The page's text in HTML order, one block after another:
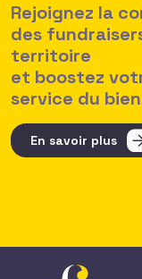
Rejoignez la
des
territoire
et boostez
service du
En savoir plus